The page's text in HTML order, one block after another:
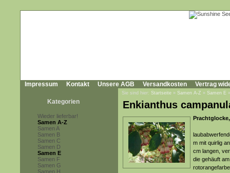
Impressum Kontakt Unsere AGB Versandkosten Vertrag
Kategorien
Wieder lieferbar!
Samen A-Z
Samen A
Samen B
Samen C
Samen D
Samen E
Samen F
Samen G
Samen H
Sie sind hier: Startseite » Samen A-Z » Samen E
Enkianthus
m mit quirlig
cm langen,
die gehäuft